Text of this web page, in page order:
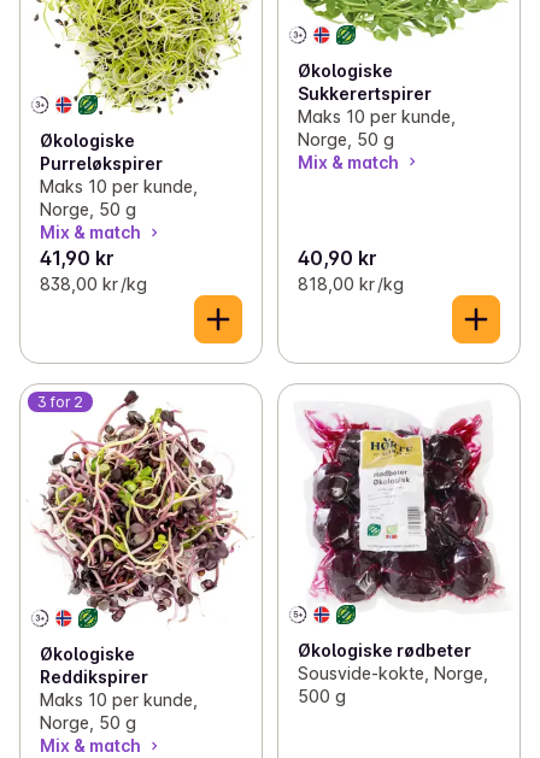
Økologiske
Purreløkspirer
Maks 10 per kunde,
Norge, 50 g
Mix & match
41,90 kr
838,00 kr /kg
Økologiske
Sukkerertspirer
Maks 10 per kunde,
Norge, 50 g
Mix & match
40,90 kr
818,00 kr /kg
3 for 2
Økologiske
Reddikspirer
Maks 10 per kunde,
Norge, 50 g
Mix & match
Økologiske rødbeter
Sousvide-kokte, Norge,
500 g